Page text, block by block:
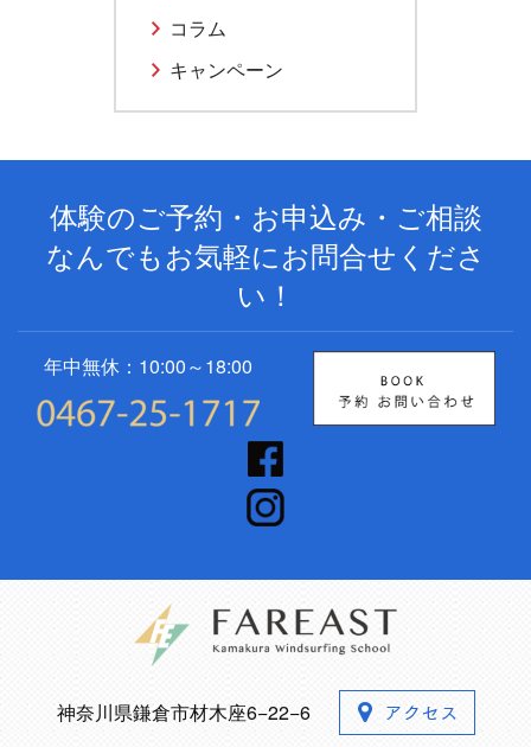
コラム
キャンペーン
体験のご予約・お申込み・ご相談
なんでもお気軽にお問合せくださ
い！
年中無休：10:00～18:00
神奈川県鎌倉市材木座6−22−6